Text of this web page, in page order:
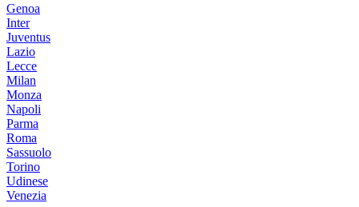
Genoa
Inter
Juventus
Lazio
Lecce
Milan
Monza
Napoli
Parma
Roma
Sassuolo
Torino
Udinese
Venezia